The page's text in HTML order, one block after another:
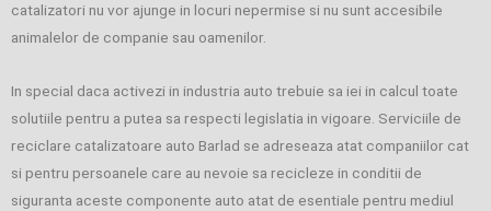
catalizatori nu vor ajunge in locuri nepermise si nu sunt accesibile
animalelor de companie sau oamenilor.
In special daca activezi in industria auto trebuie sa iei in calcul toate
solutiile pentru a putea sa respecti legislatia in vigoare. Serviciile de
reciclare catalizatoare auto Barlad se adreseaza atat companiilor cat
si pentru persoanele care au nevoie sa recicleze in conditii de
siguranta aceste componente auto atat de esentiale pentru mediul